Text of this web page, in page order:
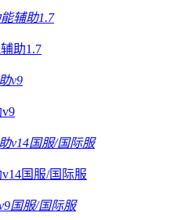
助1.7
国服/国际服